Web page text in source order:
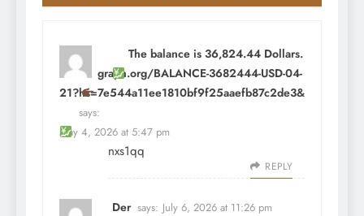
The balance is 36,824.44 Dollars.
Get
graph.org/BALANCE-3682444-USD-04-
21?hs=7e544a11ee1810bf9f25aaefb87c2de3&
says:
May 4, 2026 at 5:47 pm
nxs1qq
REPLY
Der says: July 6, 2026 at 11:26 pm